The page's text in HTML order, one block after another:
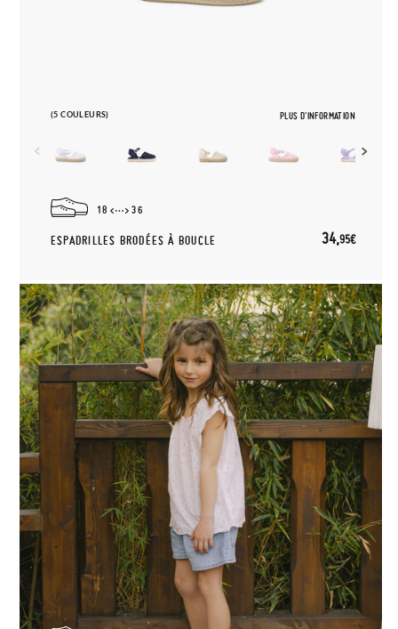
(5 COULEURS) PLUS D'INFORMATION
18 36
ESPADRILLES BRODÉES À BOUCLE 34,95€